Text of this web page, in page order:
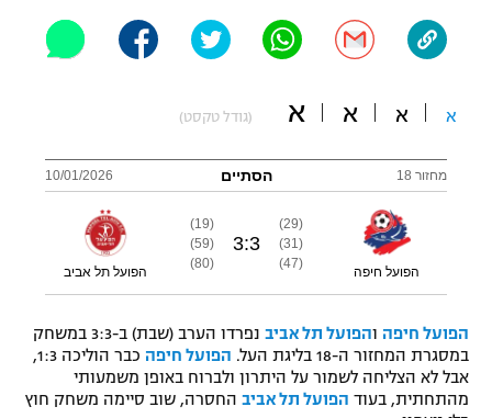
"מחצית בשכונה" – פודקאסט
תקנון עבור פעילות אלקטרה
תנאי שימוש
היאבקות WWE
כדורמים
פוטבול אמריקאי NFL
ספורט אתגרי ואקסטרים
אומנויות לחימה
א א א א (גודל טקסט)
מחזור 18 הסתיים 10/01/2026
הפועל חיפה
(29)
(31)
(47)
3
:
3
(19)
(59)
(80)
הפועל תל אביב
הפועל חיפה והפועל תל אביב
נפרדו הערב (שבת) ב-3:3 במשחק
במסגרת המחזור ה-18 בליגת העל.
הפועל חיפה
כבר הוליכה 1:3,
אבל לא הצליחה לשמור על היתרון ולברוח באופן משמעותי
מהתחתית, בעוד הפועל תל אביב החסרה, שוב סיימה משחק חוץ